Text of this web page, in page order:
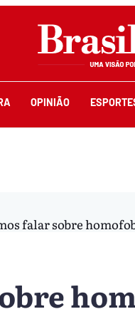
OPINIÃO
falar sobre